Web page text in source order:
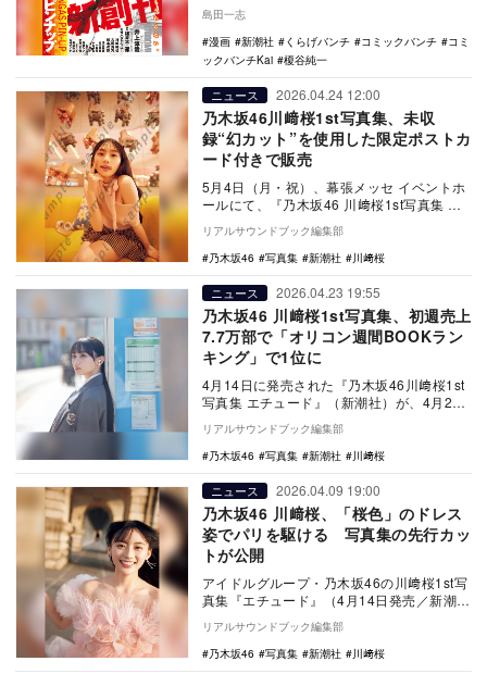
コミ…
島田一志
漫画
新潮社 くらげバンチ コミックバンチ
コミ
ックバンチKai
榎谷純一
ニュース 2026.04.24 12:00
乃木坂46川﨑桜1st写真集、未収
録“幻カット”を使用した限定ポストカ
ード付きで販売
5月4日（月・祝）、幕張メッセ イベントホ
ールにて、『乃木坂46 川﨑桜1st写真集 エ
チュード』（新潮社）が、未収録カットを
使…
リアルサウンドブック編集部
乃木坂46
写真集 新潮社 川﨑桜
ニュース 2026.04.23 19:55
乃木坂46 川﨑桜1st写真集、初週売上
7.7万部で「オリコン週間BOOKラン
キング」で1位に
4月14日に発売された『乃木坂46川﨑桜1st
写真集 エチュード』（新潮社）が、4月23
日発表の「オリコン週間BOOKランキング…
リアルサウンドブック編集部
乃木坂46
写真集 新潮社 川﨑桜
ニュース 2026.04.09 19:00
乃木坂46 川﨑桜、「桜色」のドレス
姿でパリを駆ける 写真集の先行カッ
トが公開
アイドルグループ・乃木坂46の川﨑桜1st写
真集『エチュード』（4月14日発売／新潮
社）より、桜色のドレスをまとってパリを
駆け抜…
リアルサウンドブック編集部
乃木坂46
写真集 新潮社 川﨑桜